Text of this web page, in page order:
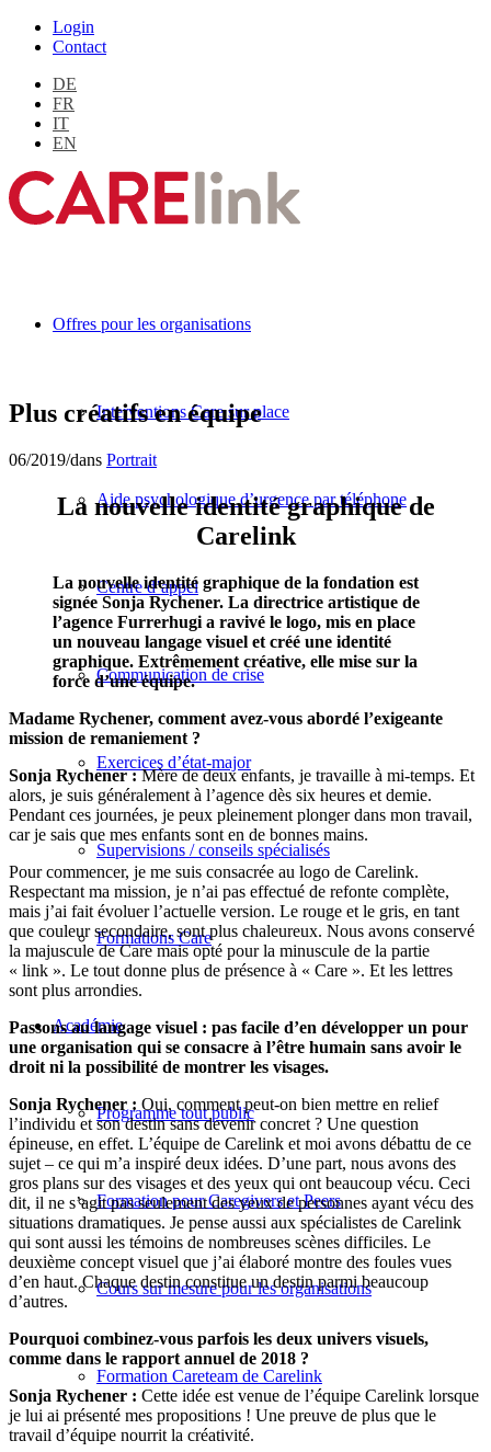
Login
Contact
DE
FR
IT
EN
Offres pour les organisations
Interventions Care sur place
Aide psychologique d’urgence par téléphone
Centre d’appel
Communication de crise
Exercices d’état-major
Supervisions / conseils spécialisés
Formations Care
Académie
Programme tout public
Formation pour Caregivers et Peers
Cours sur mesure pour les organisations
Formation Careteam de Carelink
Plus créatifs en équipe
06/2019/dans Portrait
La nouvelle identité graphique de
Carelink
La nouvelle identité graphique de la fondation est
signée Sonja Rychener. La directrice artistique de
l’agence Furrerhugi a ravivé le logo, mis en place
un nouveau langage visuel et créé une identité
graphique. Extrêmement créative, elle mise sur la
force d’une équipe.
Madame Rychener, comment avez-vous abordé l’exigeante
mission de remaniement ?
Sonja Rychener :Mère de deux enfants, je travaille à mi-temps. Et
alors, je suis généralement à l’agence dès six heures et demie.
Pendant ces journées, je peux pleinement plonger dans mon travail,
car je sais que mes enfants sont en de bonnes mains.
Pour commencer, je me suis consacrée au logo de Carelink.
Respectant ma mission, je n’ai pas effectué de refonte complète,
mais j’ai fait évoluer l’actuelle version. Le rouge et le gris, en tant
que couleur secondaire, sont plus chaleureux. Nous avons conservé
la majuscule de Care mais opté pour la minuscule de la partie
« link ». Le tout donne plus de présence à « Care ». Et les lettres
sont plus arrondies.
Passons au langage visuel : pas facile d’en développer un pour
une organisation qui se consacre à l’être humain sans avoir le
droit ni la possibilité de montrer les visages.
Sonja Rychener : Oui, comment peut-on bien mettre en relief
l’individu et son destin sans devenir concret ? Une question
épineuse, en effet. L’équipe de Carelink et moi avons débattu de ce
sujet – ce qui m’a inspiré deux idées. D’une part, nous avons des
gros plans sur des visages et des yeux qui ont beaucoup vécu. Ceci
dit, il ne s’agit pas seulement des yeux de personnes ayant vécu des
situations dramatiques. Je pense aussi aux spécialistes de Carelink
qui sont aussi les témoins de nombreuses scènes difficiles. Le
deuxième concept visuel que j’ai élaboré montre des foules vues
d’en haut. Chaque destin constitue un destin parmi beaucoup
d’autres.
Pourquoi combinez-vous parfois les deux univers visuels,
comme dans le rapport annuel de 2018 ?
Sonja Rychener : Cette idée est venue de l’équipe Carelink lorsque
je lui ai présenté mes propositions ! Une preuve de plus que le
travail d’équipe nourrit la créativité.